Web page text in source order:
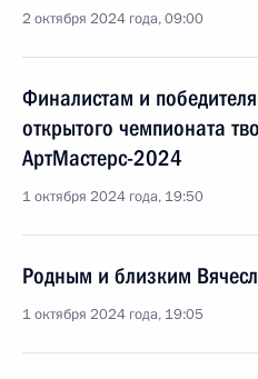
2 октября 2024 года, 09:00
Финалистам и
открытого чемпионата
АртМастерс-2024
1 октября 2024 года, 19:50
Родным и близким
1 октября 2024 года, 19:05